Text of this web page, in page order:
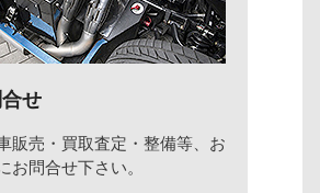
せ
販売・買取査定・整備等、お
お問合せ下さい。